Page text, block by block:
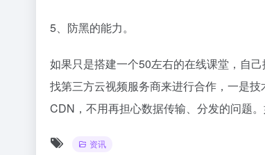
5、防黑的能力。
如果只是搭建一个50左右的在线课堂，自
找第三方云视频服务商来进行合作，一是
CDN，不用再担心数据传输、分发的问题
资讯